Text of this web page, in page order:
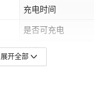
充电时间
是否可充电
材质
展开全部